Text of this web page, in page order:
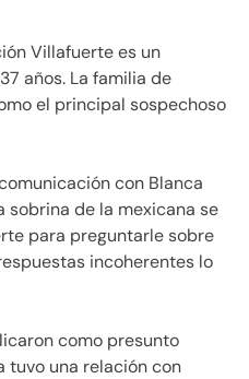
Villafuerte es un
años. La familia de
el principal sospechoso
con Blanca
sobrina de la mexicana se
para preguntarle sobre
incoherentes lo
como presunto
tuvo una relación con